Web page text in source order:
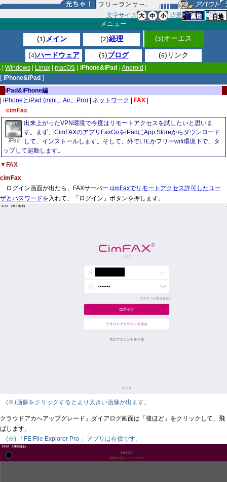
メニュー
(1)メイン (2)経理 (3)オーエス
(4)ハードウェア (5)ブログ (6)リンク
文字サイズ 背景
Windows Linux macOS iPhone&iPad |Android
[ iPhone&iPad ]
iPad&iPhone編
iPhoneとiPad (mini、Air、Pro) ネットワーク FAX
cimFax
出来上がったVPN環境で今度はリモートアクセスを試したいと思いま
す。まず、CimFAXのアプリ FaxGoをiPadにApp Storeからダウンロード
して、インストールします。そして、外でLTEかフリーwifi環境下で、タ
ップして起動します。
▼FAX
cimFax
ログイン画面が出たら、FAXサーバーcimFaxでリモートアクセス許可したユー
ザとパスワードを入れて、「ログイン」ボタンを押します。
(※)画像をクリックするとより大きい画像が出ます。
クラウドアカへアップグレード」ダイアログ画面は「後ほど」をクリックして、飛
ばします。
(※) 「FE File Explorer Pro 」アプリは有償です。